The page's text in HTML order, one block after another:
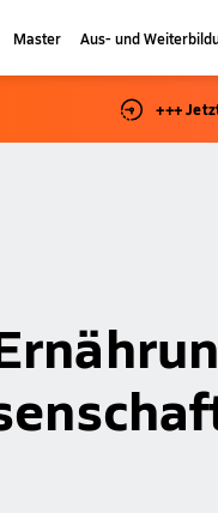
Master Aus- und
+++